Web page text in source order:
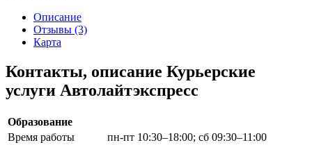
Описание
Отзывы (3)
Карта
Контакты, описание Курьерские
услуги Автолайтэкспресс
Образование
Время работы
пн-пт 10:30–18:00; сб 09:30–11:00